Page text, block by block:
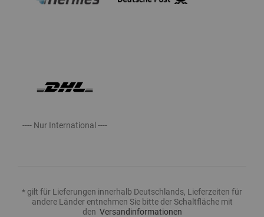
---- Nur International ----
* gilt für Lieferungen innerhalb Deutschlands, Lieferzeiten für
andere Länder entnehmen Sie bitte der Schaltfläche mit
den Versandinformationen